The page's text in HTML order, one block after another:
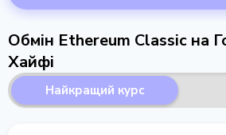
Обмін Ethereum Classic на
Хайфі
Найкращий курс